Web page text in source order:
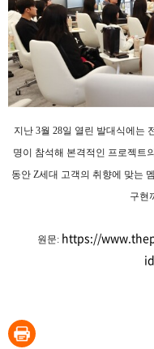
지난 3월 28일 열린 발대식에는
명이 참석해 본격적인 프로젝트
동안 Z세대 고객의 취향에 맞는
구현
원문: https://